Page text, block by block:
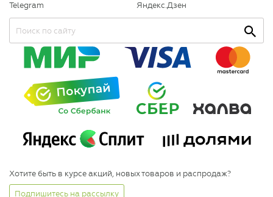
Telegram
Яндекс.Дзен
Хотите быть в курсе акций, новых товаров и распродаж?
Подпишитесь на рассылку